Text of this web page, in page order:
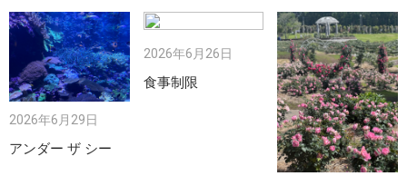
2026年6月29日
アンダー ザ シー
2026年6月26日
食事制限